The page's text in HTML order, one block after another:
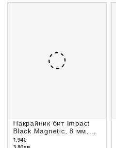
Накрайник бит Impact
Black Magnetic, 8 мм,
1/4", 50 мм
1.94€